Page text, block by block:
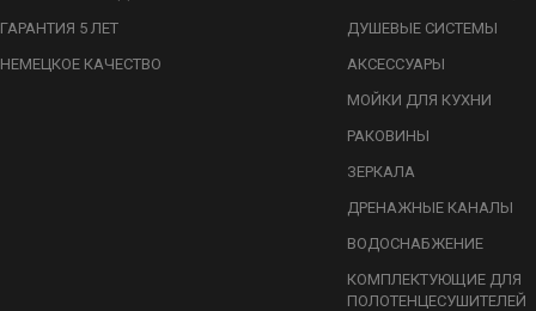
ГАРАНТИЯ 5 ЛЕТ
НЕМЕЦКОЕ КАЧЕСТВО
ДУШЕВЫЕ СИСТЕМЫ
АКСЕССУАРЫ
МОЙКИ ДЛЯ КУХНИ
РАКОВИНЫ
ЗЕРКАЛА
ДРЕНАЖНЫЕ КАНАЛЫ
ВОДОСНАБЖЕНИЕ
КОМПЛЕКТУЮЩИЕ ДЛЯ
ПОЛОТЕНЦЕСУШИТЕЛЕЙ